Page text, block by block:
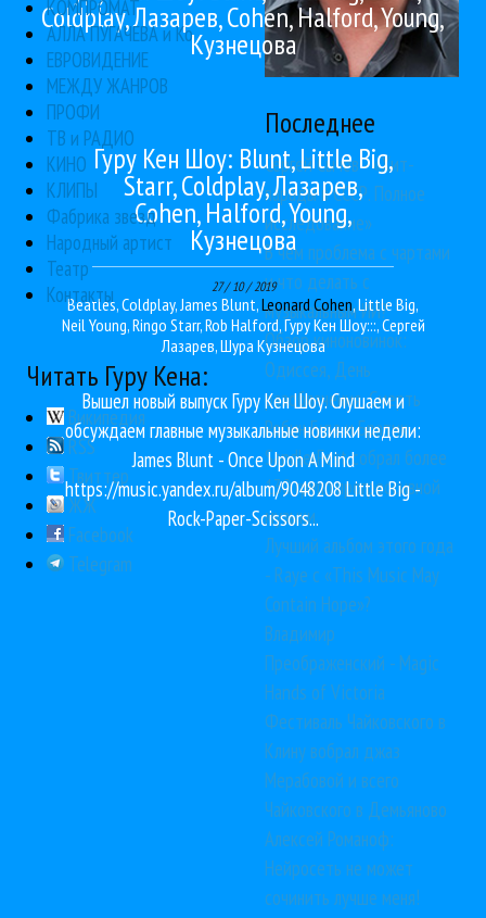
Coldplay, Лазарев, Cohen, Halford, Young,
Кузнецова
Гуру Кен Шоу: Blunt, Little Big,
Starr, Coldplay, Лазарев,
Cohen, Halford, Young,
Кузнецова
27 / 10 / 2019
Beatles,Coldplay, James Blunt,Leonard Cohen,Little Big,
Neil Young,Ringo Starr,Rob Halford,Гуру Кен Шоу:::,Сергей
Лазарев,Шура Кузнецова
Вышел новый выпуск Гуру Кен Шоу. Слушаем и
обсуждаем главные музыкальные новинки недели:
James Blunt - Once Upon A Mind
https://music.yandex.ru/album/9048208 Little Big -
Rock-Paper-Scissors...
КОМПРОМАТ
АЛЛА ПУГАЧЕВА и Ко
ЕВРОВИДЕНИЕ
МЕЖДУ ЖАНРОВ
ПРОФИ
ТВ и РАДИО
КИНО
КЛИПЫ
Фабрика звезд
Народный артист
Театр
Контакты
Читать Гуру Кена:
Википедия
RSS
Твиттер
ЖЖ
Facebook
Telegram
Последнее
Сергей Сычёв - «Хит-
парады в СССР. Полное
исследование»
В чем проблема с чартами
и что делать с
музыкальным ИИ?
Обзор киноновинок:
Одиссея, День
разоблачения, Смерть
Робин Гуда и Братик
SandlerFest собрал более
130 групп прогрессивной
музыки
Лучший альбом этого года
- Raye с «This Music May
Contain Hope»?
Владимир
Преображенский - Magic
Hands of Victoria
Фестиваль Чайковского в
Клину вобрал джаз
Мерабовой и всего
Чайковского в Демьяново
Алексей Романоф:
Нейросеть не может
сочинить лучше меня!